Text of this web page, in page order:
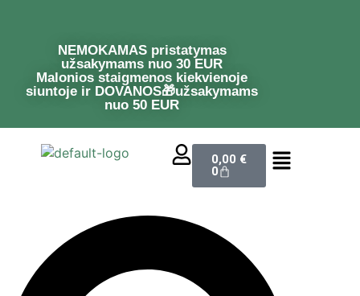
NEMOKAMAS pristatymas
užsakymams nuo 30 EUR
Malonios staigmenos kiekvienoje
siuntoje ir DOVANOS🎁užsakymams
nuo 50 EUR
0,00 €
0